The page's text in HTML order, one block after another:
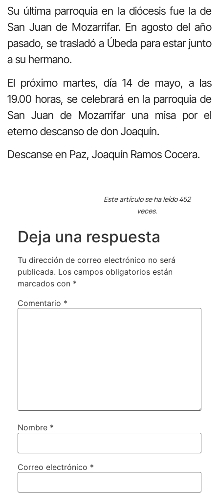
Su última parroquia en la diócesis fue la de
San Juan de Mozarrifar. En agosto del año
pasado, se trasladó a Úbeda para estar junto
a su hermano.
El próximo martes, día 14 de mayo, a las
19.00 horas, se celebrará en la parroquia de
San Juan de Mozarrifar una misa por el
eterno descanso de don Joaquín.
Descanse en Paz, Joaquín Ramos Cocera.
Este artículo se ha leído 452
veces.
Deja una respuesta
Tu dirección de correo electrónico no será
publicada. Los campos obligatorios están
marcados con *
Comentario *
Nombre *
Correo electrónico *